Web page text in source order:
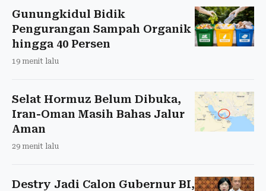
Gunungkidul Bidik
Pengurangan Sampah Organik
hingga 40 Persen
19 menit lalu
Selat Hormuz Belum Dibuka,
Iran-Oman Masih Bahas Jalur
Aman
29 menit lalu
Destry Jadi Calon Gubernur BI,